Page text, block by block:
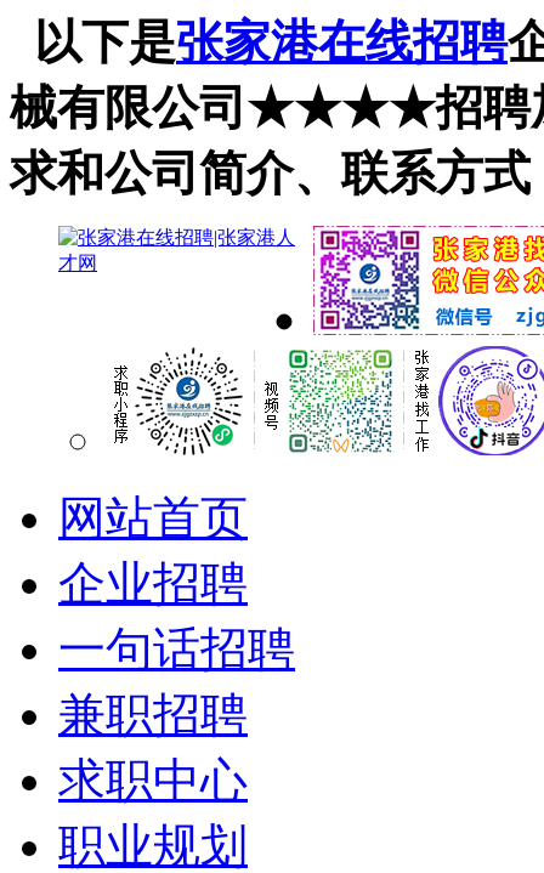
以下是张家港在线招聘
械有限公司★★★★招聘
求和公司简介、联系方式
网站首页
企业招聘
一句话招聘
兼职招聘
求职中心
职业规划